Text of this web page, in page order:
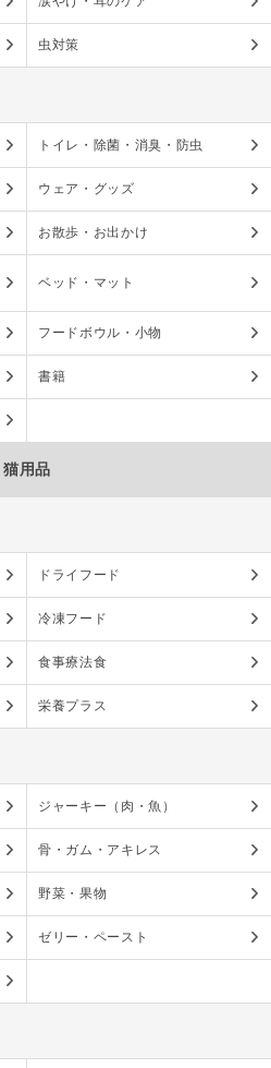
虫対策
トイレ・除菌・消臭・防虫
ウェア・グッズ
お散歩・お出かけ
ベッド・マット
フードボウル・小物
書籍
猫用品
ドライフード
冷凍フード
食事療法食
栄養プラス
ジャーキー（肉・魚）
骨・ガム・アキレス
野菜・果物
ゼリー・ペースト